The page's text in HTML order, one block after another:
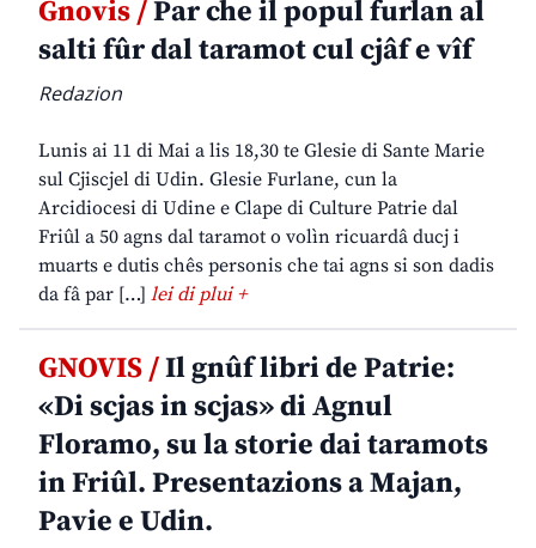
Gnovis /Par che il popul furlan al
salti fûr dal taramot cul cjâf e vîf
Redazion
Lunis ai 11 di Mai a lis 18,30 te Glesie di Sante Marie
sul Cjiscjel di Udin. Glesie Furlane, cun la
Arcidiocesi di Udine e Clape di Culture Patrie dal
Friûl a 50 agns dal taramot o volìn ricuardâ ducj i
muarts e dutis chês personis che tai agns si son dadis
da fâ par […] lei di plui +
GNOVIS /Il gnûf libri de Patrie:
«Di scjas in scjas» di Agnul
Floramo, su la storie dai taramots
in Friûl. Presentazions a Majan,
Pavie e Udin.